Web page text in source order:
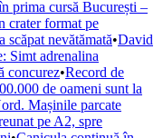
prima cursă București –
crater format pe
nevătămată•David
Simt adrenalina
concurez•Record de
de oameni sunt la
Mașinile parcate
pe A2, spre